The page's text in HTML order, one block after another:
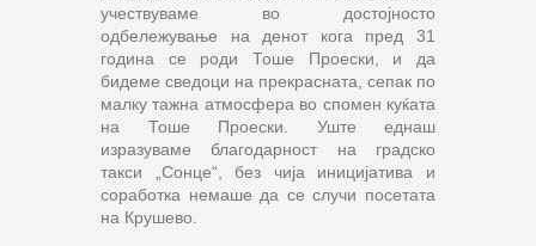
учествуваме во достојносто
одбележување на денот кога пред 31
година се роди Тоше Проески, и да
бидеме сведоци на прекрасната, сепак по
малку тажна атмосфера во спомен куќата
на Тоше Проески. Уште еднаш
изразуваме благодарност на градско
такси „Сонце“, без чија иницијатива и
соработка немаше да се случи посетата
на Крушево.